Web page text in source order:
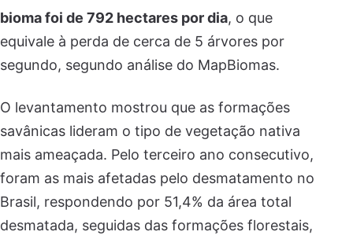
bioma foi de 792 hectares por dia, o que
equivale à perda de cerca de 5 árvores por
segundo, segundo análise do MapBiomas.
O levantamento mostrou que as formações
savânicas lideram o tipo de vegetação nativa
mais ameaçada. Pelo terceiro ano consecutivo,
foram as mais afetadas pelo desmatamento no
Brasil, respondendo por 51,4% da área total
desmatada, seguidas das formações florestais,